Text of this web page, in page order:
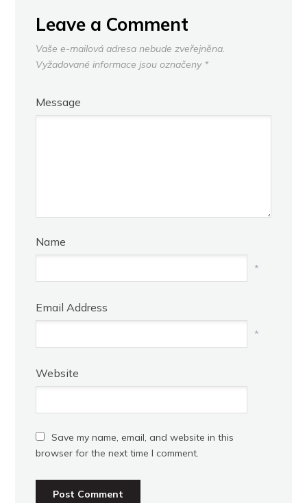
Leave a Comment
Vaše e-mailová adresa nebude zveřejněna.
Vyžadované informace jsou označeny *
Message
Name
*
Email Address
*
Website
Save my name, email, and website in this
browser for the next time I comment.